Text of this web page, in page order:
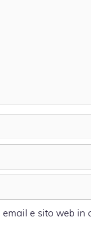
email e sito web